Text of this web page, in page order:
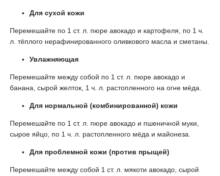
Для сухой кожи
Перемешайте по 1 ст. л. пюре авокадо и картофеля, по 1 ч.
л. тёплого нерафинированного оливкового масла и сметаны.
Увлажняющая
Перемешайте между собой по 1 ст. л. пюре авокадо и
банана, сырой желток, 1 ч. л. растопленного на огне мёда.
Для нормальной (комбинированной) кожи
Перемешайте по 1 ст. л. пюре авокадо и пшеничной муки,
сырое яйцо, по 1 ч. л. растопленного мёда и майонеза.
Для проблемной кожи (против прыщей)
Перемешайте между собой 1 ст. л. мякоти авокадо, сырой